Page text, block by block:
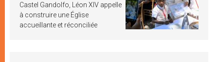
Castel Gandolfo, Léon XIV appelle
à construire une Église
accueillante et réconciliée